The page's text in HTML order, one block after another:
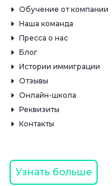
Обучение от компании
Наша команда
Пресса о нас
Блог
Истории иммиграции
Отзывы
Онлайн-школа
Реквизиты
Контакты
Узнать больше